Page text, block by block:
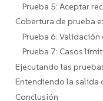
Prueba 5: Aceptar
Cobertura de prueba
Prueba 6:
Prueba 7: Casos
Ejecutando las
Entendiendo la salida
Conclusión